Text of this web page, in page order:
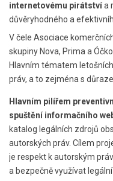
internetovému pirátstvía
důvěryhodného a
V čele Asociace
skupiny Nova, Prima a
Hlavním tématem
práv, a to zejména s
Hlavním pilířem
spuštění informačního
katalog legálních zdrojů
autorských práv. Cílem
je respekt k autorským
a bezpečně využívat